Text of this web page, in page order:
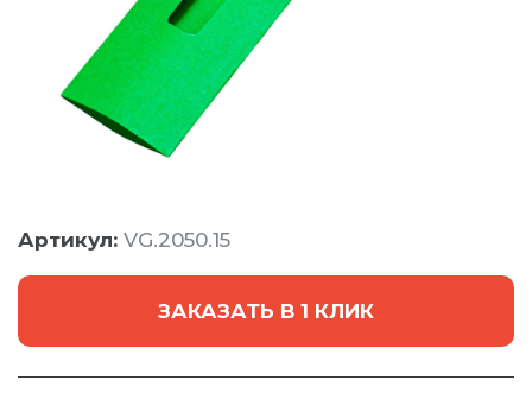
Артикул: VG.2050.15
ЗАКАЗАТЬ В 1 КЛИК